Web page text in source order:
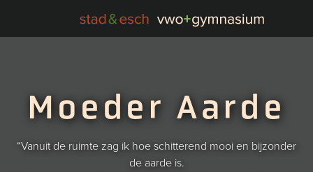
Moeder Aarde
“Vanuit de ruimte zag ik hoe schitterend mooi en bijzonder
de aarde is.